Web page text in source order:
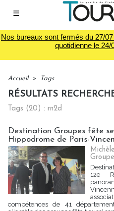
☰
Nos bureaux sont fermés du 27/
quotidienne le 24/
Accueil > Tags
RÉSULTATS
Tags (20) : rn2d
Destination Groupes fête
Hippodrome de Paris-
12e
compétences de 41